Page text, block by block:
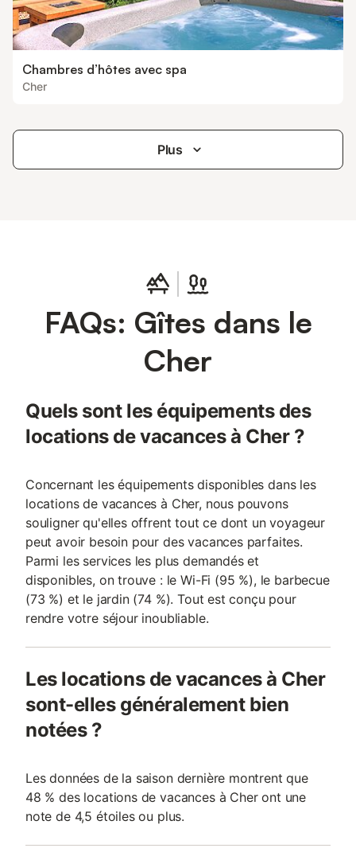
Chambres d’hôtes avec spa
Cher
Plus
FAQs: Gîtes dans le
Cher
Quels sont les équipements des
locations de vacances à Cher ?
Concernant les équipements disponibles dans les
locations de vacances à Cher, nous pouvons
souligner qu'elles offrent tout ce dont un voyageur
peut avoir besoin pour des vacances parfaites.
Parmi les services les plus demandés et
disponibles, on trouve : le Wi-Fi (95 %), le barbecue
(73 %) et le jardin (74 %). Tout est conçu pour
rendre votre séjour inoubliable.
Les locations de vacances à Cher
sont-elles généralement bien
notées ?
Les données de la saison dernière montrent que
48 % des locations de vacances à Cher ont une
note de 4,5 étoiles ou plus.